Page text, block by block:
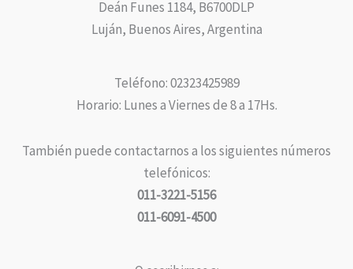
Deán Funes 1184, B6700DLP
Luján, Buenos Aires, Argentina
Teléfono: 02323425989
Horario: Lunes a Viernes de 8 a 17Hs.
También puede contactarnos a los siguientes números
telefónicos:
011-3221-5156
011-6091-4500